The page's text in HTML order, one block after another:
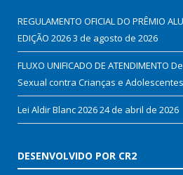
REGULAMENTO OFICIAL DO PRÊMIO
EDIÇÃO 20263 de agosto de 2026
FLUXO UNIFICADO DE ATENDIMENTO
Sexual contra Crianças e Adolescentes
Lei Aldir Blanc 202624 de abril de 2026
DESENVOLVIDO POR CR2